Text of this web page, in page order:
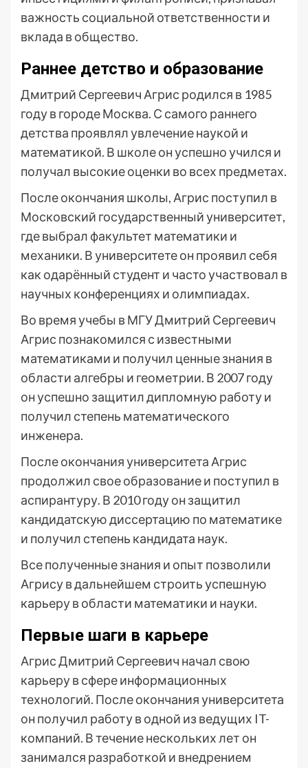
важность социальной ответственности и
вклада в общество.
Раннее детство и образование
Дмитрий Сергеевич Агрис родился в 1985
году в городе Москва. С самого раннего
детства проявлял увлечение наукой и
математикой. В школе он успешно учился и
получал высокие оценки во всех предметах.
После окончания школы, Агрис поступил в
Московский государственный университет,
где выбрал факультет математики и
механики. В университете он проявил себя
как одарённый студент и часто участвовал в
научных конференциях и олимпиадах.
Во время учебы в МГУ Дмитрий Сергеевич
Агрис познакомился с известными
математиками и получил ценные знания в
области алгебры и геометрии. В 2007 году
он успешно защитил дипломную работу и
получил степень математического
инженера.
После окончания университета Агрис
продолжил свое образование и поступил в
аспирантуру. В 2010 году он защитил
кандидатскую диссертацию по математике
и получил степень кандидата наук.
Все полученные знания и опыт позволили
Агрису в дальнейшем строить успешную
карьеру в области математики и науки.
Первые шаги в карьере
Агрис Дмитрий Сергеевич начал свою
карьеру в сфере информационных
технологий. После окончания университета
он получил работу в одной из ведущих IT-
компаний. В течение нескольких лет он
занимался разработкой и внедрением